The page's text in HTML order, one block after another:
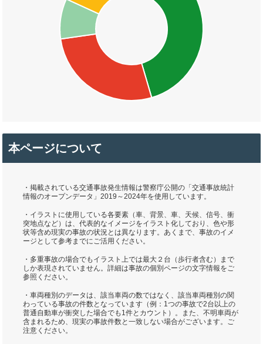
本ページについて
・掲載されている交通事故発生情報は警察庁公開の「交通事故統計
情報のオープンデータ」2019～2024年を使用しています。
・イラストに使用している各要素（車、背景、車、天候、信号、衝
突地点など）は、代表的なイメージをイラスト化しており、色や形
状等含め現実の事故の状況とは異なります。あくまで、事故のイメ
ージとして参考までにご活用ください。
・多重事故の場合でもイラスト上では最大２台（歩行者含む）まで
しか表現されていません。詳細は事故の個別ページの文字情報をご
参照ください。
・車両種別のデータは、該当車両の数ではなく、該当車両種別の関
わっている事故の件数となっています（例：1つの事故で2台以上の
普通自動車が衝突した場合でも1件とカウント）。また、不明車両が
含まれるため、現実の事故件数と一致しない場合がございます。ご
注意ください。